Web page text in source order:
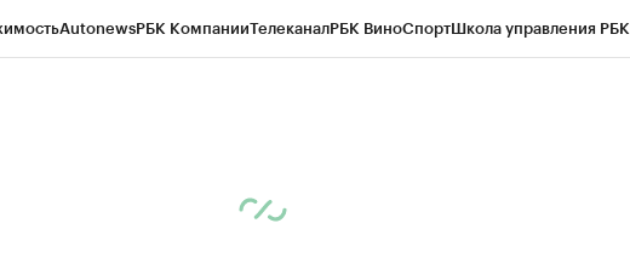
AutonewsРБК КомпанииТелеканалРБК ВиноСпортШкола управления РБК